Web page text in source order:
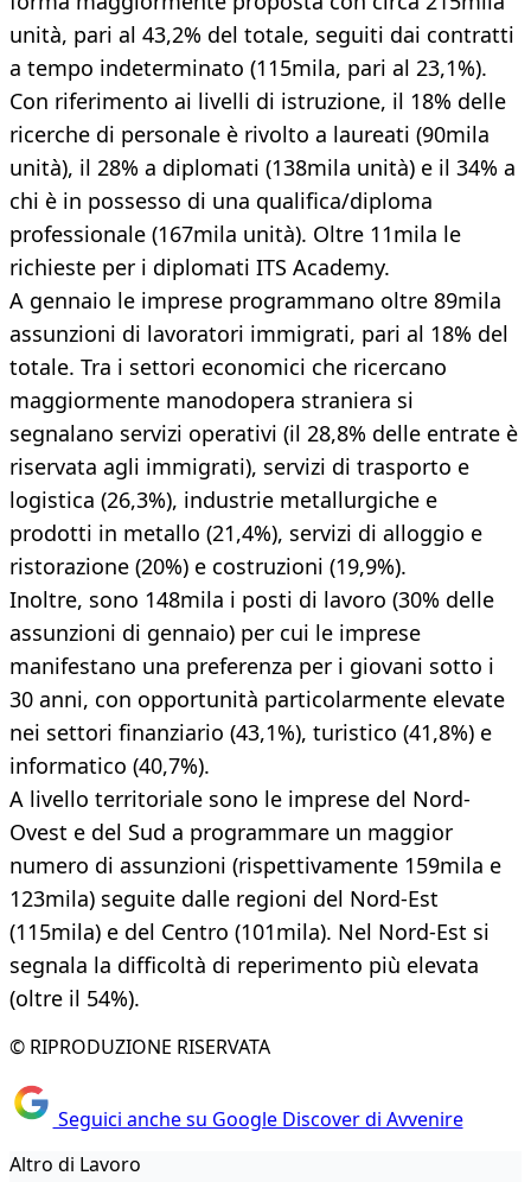
unità, pari al 43,2% del totale, seguiti dai contratti
a tempo indeterminato (115mila, pari al 23,1%).
Con riferimento ai livelli di istruzione, il 18% delle
ricerche di personale è rivolto a laureati (90mila
unità), il 28% a diplomati (138mila unità) e il 34% a
chi è in possesso di una qualifica/diploma
professionale (167mila unità). Oltre 11mila le
richieste per i diplomati ITS Academy.
A gennaio le imprese programmano oltre 89mila
assunzioni di lavoratori immigrati, pari al 18% del
totale. Tra i settori economici che ricercano
maggiormente manodopera straniera si
segnalano servizi operativi (il 28,8% delle entrate è
riservata agli immigrati), servizi di trasporto e
logistica (26,3%), industrie metallurgiche e
prodotti in metallo (21,4%), servizi di alloggio e
ristorazione (20%) e costruzioni (19,9%).
Inoltre, sono 148mila i posti di lavoro (30% delle
assunzioni di gennaio) per cui le imprese
manifestano una preferenza per i giovani sotto i
30 anni, con opportunità particolarmente elevate
nei settori finanziario (43,1%), turistico (41,8%) e
informatico (40,7%).
A livello territoriale sono le imprese del Nord-
Ovest e del Sud a programmare un maggior
numero di assunzioni (rispettivamente 159mila e
123mila) seguite dalle regioni del Nord-Est
(115mila) e del Centro (101mila). Nel Nord-Est si
segnala la difficoltà di reperimento più elevata
(oltre il 54%).
© RIPRODUZIONE RISERVATA
Seguici anche su Google Discover di Avvenire
Altro di Lavoro